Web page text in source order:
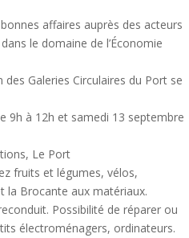
affaires auprès des acteurs
le domaine de l’Économie
Galeries Circulaires du Port se
9h à 12h et samedi 13 septembre
Le Port
fruits et légumes, vélos,
la Brocante aux matériaux.
Possibilité de réparer ou
électroménagers, ordinateurs.